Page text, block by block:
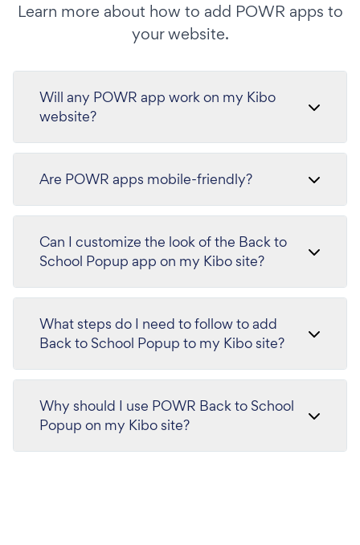
Learn more about how to add POWR apps to
your website.
Will any POWR app work on my Kibo
website?
Are POWR apps mobile-friendly?
Can I customize the look of the Back to
School Popup app on my Kibo site?
What steps do I need to follow to add
Back to School Popup to my Kibo site?
Why should I use POWR Back to School
Popup on my Kibo site?